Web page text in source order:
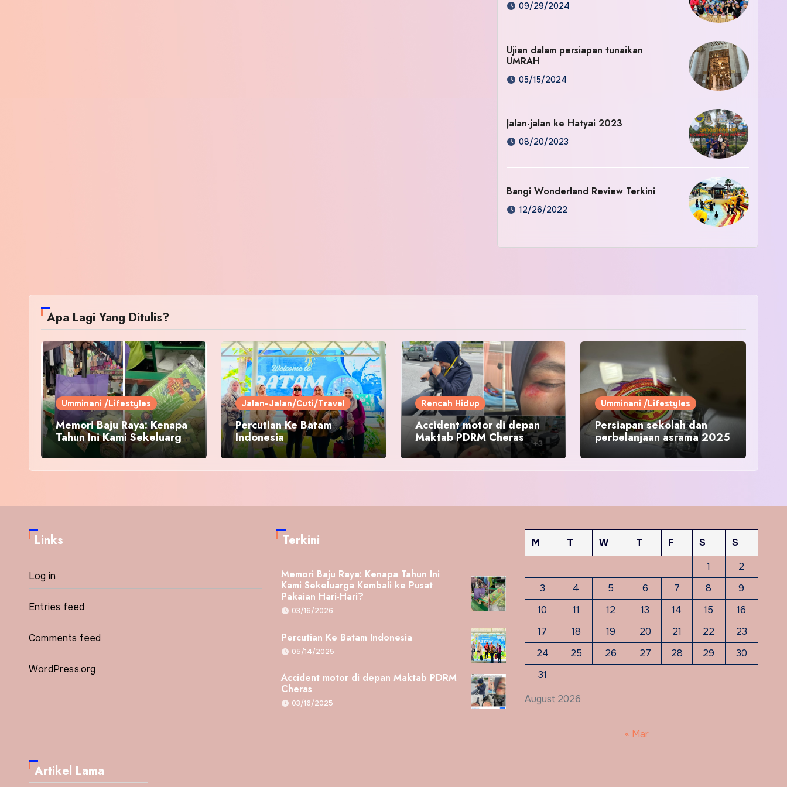
09/29/2024
Ujian dalam persiapan tunaikan
UMRAH
05/15/2024
Jalan-jalan ke Hatyai 2023
08/20/2023
Bangi Wonderland Review Terkini
12/26/2022
Apa Lagi Yang Ditulis?
Umminani /Lifestyles
Memori Baju Raya: Kenapa
Tahun Ini Kami Sekeluarga
Kembali ke Pusat Pakaian
Hari-Hari?
Jalan-Jalan/Cuti/Travel
Percutian Ke Batam
Indonesia
Rencah Hidup
Accident motor di depan
Maktab PDRM Cheras
Umminani /Lifestyles
Persiapan sekolah dan
perbelanjaan asrama 2025
Links
Log in
Entries feed
Comments feed
WordPress.org
Terkini
Memori Baju Raya: Kenapa Tahun Ini
Kami Sekeluarga Kembali ke Pusat
Pakaian Hari-Hari?
03/16/2026
Percutian Ke Batam Indonesia
05/14/2025
Accident motor di depan Maktab PDRM
Cheras
03/16/2025 August 2026
M T W T F S
S
1
2
3
4 5 6 7 8
9
10
11 12 13 14 15
16
17
18 19 20 21 22
23
24
25 26 27 28 29
30
31
« Mar
Artikel Lama